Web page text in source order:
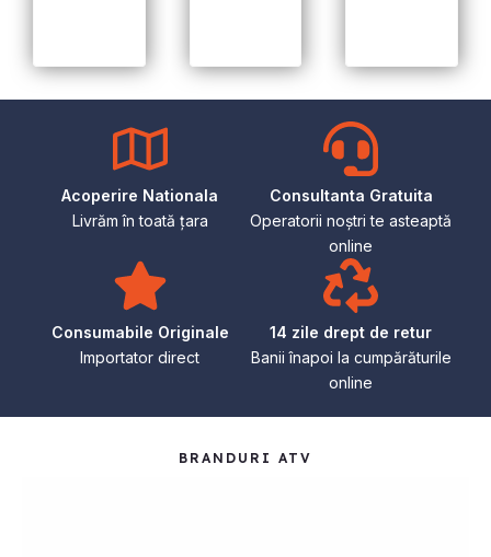
Acoperire Nationala
Livrăm în toată țara
Consultanta Gratuita
Operatorii noștri te asteaptă
online
Consumabile Originale
Importator direct
14 zile drept de retur
Banii înapoi la cumpărăturile
online
BRANDURI ATV